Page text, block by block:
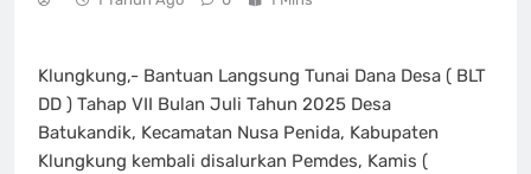
Klungkung,- Bantuan Langsung Tunai Dana Desa ( BLT
DD ) Tahap VII Bulan Juli Tahun 2025 Desa
Batukandik, Kecamatan Nusa Penida, Kabupaten
Klungkung kembali disalurkan Pemdes, Kamis (